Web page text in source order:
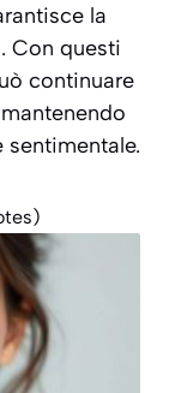
la
Con questi
continuare